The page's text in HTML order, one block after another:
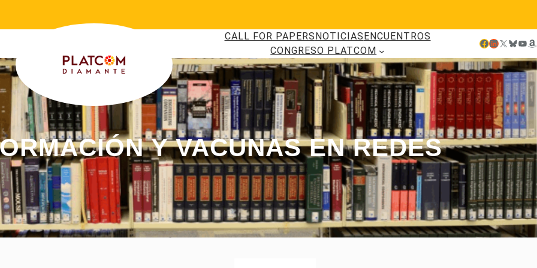
CALL FOR PAPERS NOTICIAS ENCUENTROS
CONGRESO PLATCOM
Facebook LinkedIn X Bluesky YouTube Amazon
Y VACUNAS EN REDES